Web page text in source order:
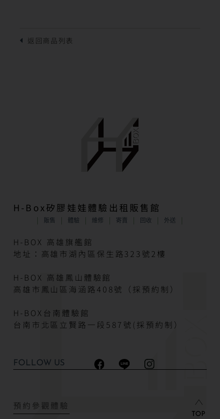
H-Box矽膠娃娃體驗出租販售館
販售 體驗 維修 寄賣 回收 外送
H-BOX 高雄旗艦館
地址：高雄市湖內區保生路323號2樓
H-BOX 高雄鳳山體驗館
高雄市鳳山區海涵路408號（採預約制）
H-BOX台南體驗館
台南市北區立賢路一段587號(採預約制）
FOLLOW US
預約參觀體驗